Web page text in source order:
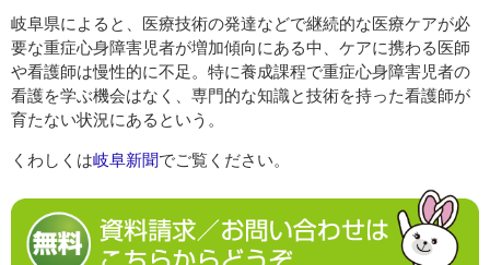
岐阜県によると、医療技術の発達などで継続的な医療ケアが必
要な重症心身障害児者が増加傾向にある中、ケアに携わる医師
や看護師は慢性的に不足。特に養成課程で重症心身障害児者の
看護を学ぶ機会はなく、専門的な知識と技術を持った看護師が
育たない状況にあるという。
くわしくは岐阜新聞でご覧ください。